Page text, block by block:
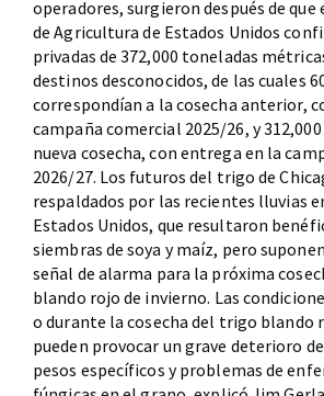
operadores, surgieron después de
de Agricultura de Estados Unidos
privadas de 372,000 toneladas
destinos desconocidos, de las cuales
correspondían a la cosecha anterior,
campaña comercial 2025/26, y
nueva cosecha, con entrega en la
2026/27. Los futuros del trigo de
respaldados por las recientes lluvias
Estados Unidos, que resultaron
siembras de soya y maíz, pero
señal de alarma para la próxima
blando rojo de invierno. Las
o durante la cosecha del trigo blando
pueden provocar un grave deterioro
pesos específicos y problemas de